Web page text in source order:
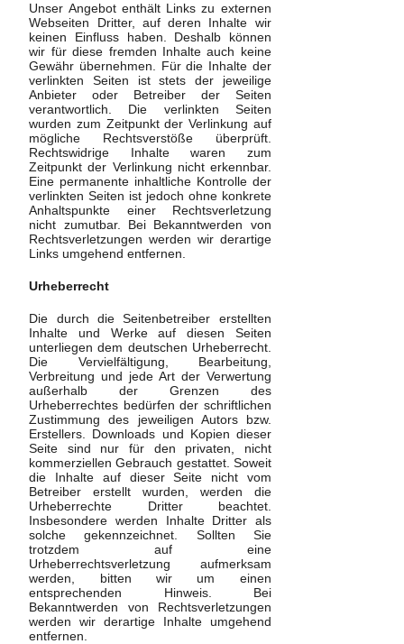
Unser Angebot enthält Links zu externen
Webseiten Dritter, auf deren Inhalte wir
keinen Einfluss haben. Deshalb können
wir für diese fremden Inhalte auch keine
Gewähr übernehmen. Für die Inhalte der
verlinkten Seiten ist stets der jeweilige
Anbieter oder Betreiber der Seiten
verantwortlich. Die verlinkten Seiten
wurden zum Zeitpunkt der Verlinkung auf
mögliche Rechtsverstöße überprüft.
Rechtswidrige Inhalte waren zum
Zeitpunkt der Verlinkung nicht erkennbar.
Eine permanente inhaltliche Kontrolle der
verlinkten Seiten ist jedoch ohne konkrete
Anhaltspunkte einer Rechtsverletzung
nicht zumutbar. Bei Bekanntwerden von
Rechtsverletzungen werden wir derartige
Links umgehend entfernen.
Urheberrecht
Die durch die Seitenbetreiber erstellten
Inhalte und Werke auf diesen Seiten
unterliegen dem deutschen Urheberrecht.
Die Vervielfältigung, Bearbeitung,
Verbreitung und jede Art der Verwertung
außerhalb der Grenzen des
Urheberrechtes bedürfen der schriftlichen
Zustimmung des jeweiligen Autors bzw.
Erstellers. Downloads und Kopien dieser
Seite sind nur für den privaten, nicht
kommerziellen Gebrauch gestattet. Soweit
die Inhalte auf dieser Seite nicht vom
Betreiber erstellt wurden, werden die
Urheberrechte Dritter beachtet.
Insbesondere werden Inhalte Dritter als
solche gekennzeichnet. Sollten Sie
trotzdem auf eine
Urheberrechtsverletzung aufmerksam
werden, bitten wir um einen
entsprechenden Hinweis. Bei
Bekanntwerden von Rechtsverletzungen
werden wir derartige Inhalte umgehend
entfernen.